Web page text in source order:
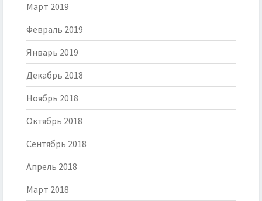
Март 2019
Февраль 2019
Январь 2019
Декабрь 2018
Ноябрь 2018
Октябрь 2018
Сентябрь 2018
Апрель 2018
Март 2018